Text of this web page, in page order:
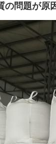
の問題が原